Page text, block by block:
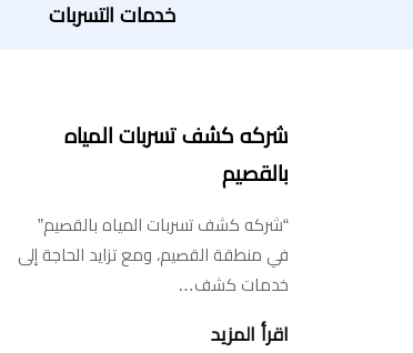
خدمات التسربات
شركه كشف تسربات المياه
بالقصيم
“شركه كشف تسربات المياه بالقصيم”
في منطقة القصيم، ومع تزايد الحاجة إلى
خدمات كشف…
اقرأ المزيد